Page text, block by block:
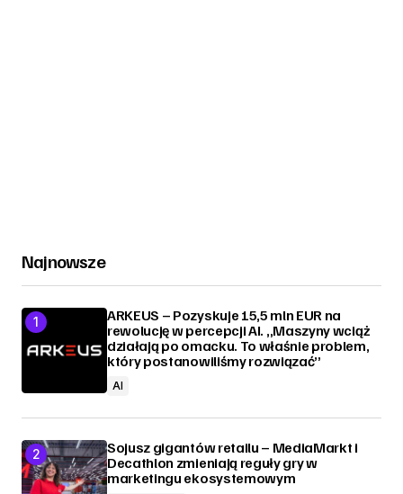
Najnowsze
ARKEUS – Pozyskuje 15,5 mln EUR na
rewolucję w percepcji AI. „Maszyny wciąż
działają po omacku. To właśnie problem,
który postanowiliśmy rozwiązać”
AI
Sojusz gigantów retailu – MediaMarkt i
Decathlon zmieniają reguły gry w
marketingu ekosystemowym